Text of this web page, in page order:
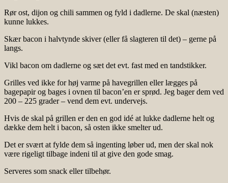
Rør ost, dijon og chili sammen og fyld i dadlerne. De skal (næsten)
kunne lukkes.
Skær bacon i halvtynde skiver (eller få slagteren til det) – gerne på
langs.
Vikl bacon om dadlerne og sæt det evt. fast med en tandstikker.
Grilles ved ikke for høj varme på havegrillen eller lægges på
bagepapir og bages i ovnen til bacon’en er sprød. Jeg bager dem ved
200 – 225 grader – vend dem evt. undervejs.
Hvis de skal på grillen er den en god idé at lukke dadlerne helt og
dække dem helt i bacon, så osten ikke smelter ud.
Det er svært at fylde dem så ingenting løber ud, men der skal nok
være rigeligt tilbage indeni til at give den gode smag.
Serveres som snack eller tilbehør.